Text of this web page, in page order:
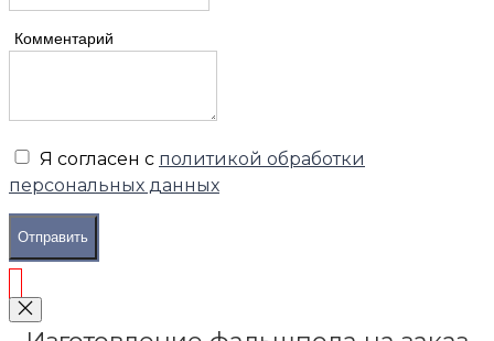
Комментарий
Я согласен с политикой обработки
персональных данных
Отправить